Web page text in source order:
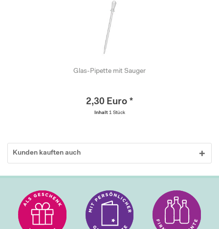
Glas-Pipette mit Sauger
2,30 Euro *
Inhalt 1 Stück
Kunden kauften auch